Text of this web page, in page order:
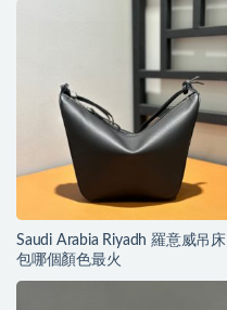
Saudi Arabia Riyadh 羅意威吊床
包哪個顏色最火